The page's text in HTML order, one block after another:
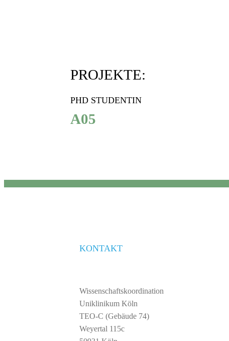
PROJEKTE:
PHD STUDENTIN
A05
KONTAKT
Wissenschaftskoordination
Uniklinikum Köln
TEO-C (Gebäude 74)
Weyertal 115c